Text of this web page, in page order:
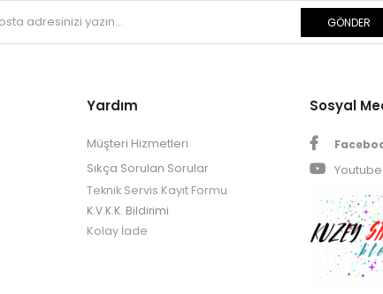
GÖNDER
Yardım
Müşteri Hizmetleri
Sıkça Sorulan Sorular
Teknik Servis Kayıt Formu
K.V.K.K. Bildirimi
Kolay İade
Sosyal
Youtube